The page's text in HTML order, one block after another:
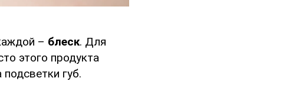
– блеск. Для
этого продукта
губ.